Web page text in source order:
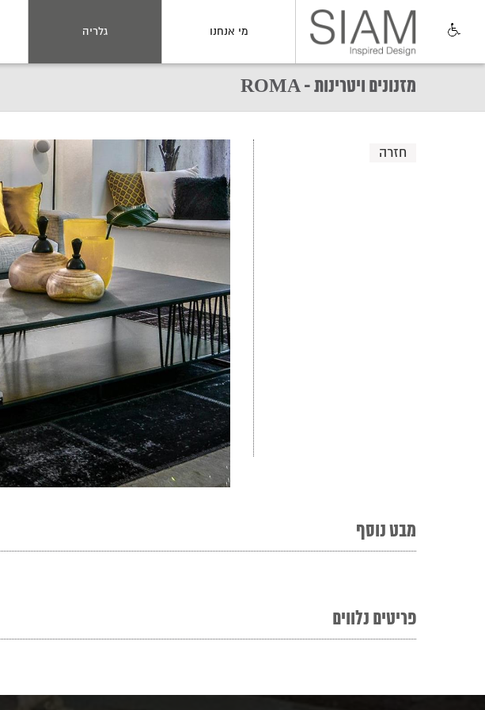
מי אנחנו גלריה
מזנונים ויטרינות - ROMA
חזרה
מבט נוסף
פריטים נלווים